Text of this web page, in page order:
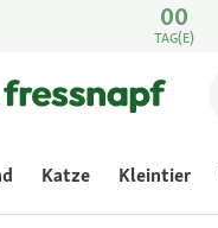
00
TAG(E)
Katze Kleintier